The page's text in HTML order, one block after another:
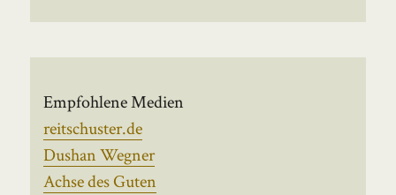
Empfohlene Medien
reitschuster.de
Dushan Wegner
Achse des Guten